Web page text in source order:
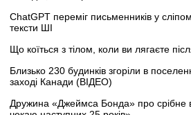
ChatGPT переміг письменників у
тексти ШІ
Що коїться з тілом, коли ви лягаєте
Близько 230 будинків згоріли в
заході Канади (ВІДЕО)
Дружина «Джеймса Бонда» про срібне